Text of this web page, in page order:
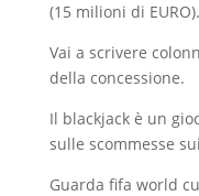
(15 milioni di EURO).
Vai a scrivere
della concessione.
Il blackjack è un
sulle scommesse
Guarda fifa world